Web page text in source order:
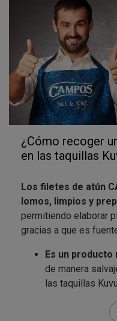
¿Cómo recoger
en las taquillas
Los filetes de atún
lomos, limpios y
permitiendo elaborar
gracias a que es
Es un
de manera
las taquillas
La mejor